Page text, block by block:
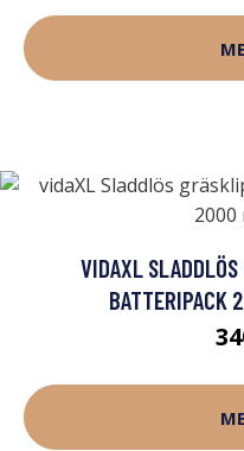
VIDAXL SLADDLÖS
BATTERIPACK